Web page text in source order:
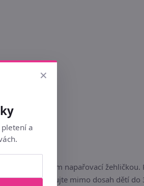
přežehlením napařovací žehličkou.
Skladujte mimo dosah dětí
×
a